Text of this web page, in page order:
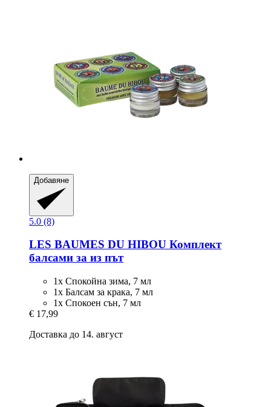
Добавяне
5.0 (8)
LES BAUMES DU HIBOU Комплект
балсами за из път
1x Спокойна зима, 7 мл
1x Балсам за крака, 7 мл
1x Спокоен сън, 7 мл
€ 17,99
Доставка до 14. август